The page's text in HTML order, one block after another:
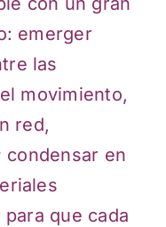
emerger
las
movimiento,
red,
en
que cada